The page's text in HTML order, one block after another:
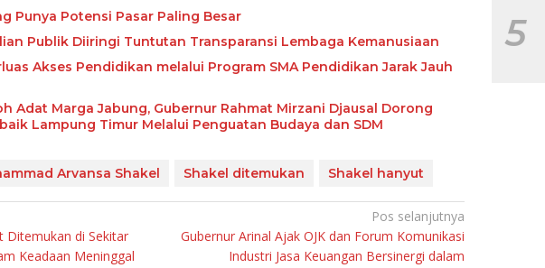
Punya Potensi Pasar Paling Besar
Publik Diiringi Tuntutan Transparansi Lembaga Kemanusiaan
Akses Pendidikan melalui Program SMA Pendidikan Jarak Jauh
Adat Marga Jabung, Gubernur Rahmat Mirzani Djausal Dorong
Lampung Timur Melalui Penguatan Budaya dan SDM
Arvansa Shakel Shakel ditemukan Shakel hanyut
Ditemukan di Sekitar
Keadaan Meninggal
Pos selanjutnya
Gubernur Arinal Ajak OJK dan Forum Komunikasi
Industri Jasa Keuangan Bersinergi dalam
5